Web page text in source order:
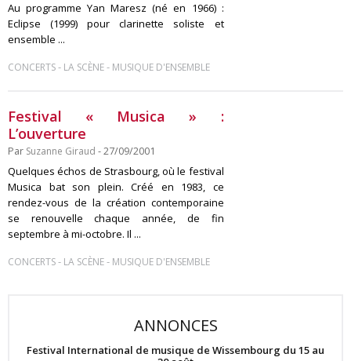
Au programme Yan Maresz (né en 1966) :
Eclipse (1999) pour clarinette soliste et
ensemble ...
CONCERTS- LA SCÈNE- MUSIQUE D'ENSEMBLE
Festival « Musica » :
L’ouverture
Par Suzanne Giraud - 27/09/2001
Quelques échos de Strasbourg, où le festival
Musica bat son plein. Créé en 1983, ce
rendez-vous de la création contemporaine
se renouvelle chaque année, de fin
septembre à mi-octobre. Il ...
CONCERTS- LA SCÈNE- MUSIQUE D'ENSEMBLE
ANNONCES
Festival International de musique de Wissembourg du 15 au